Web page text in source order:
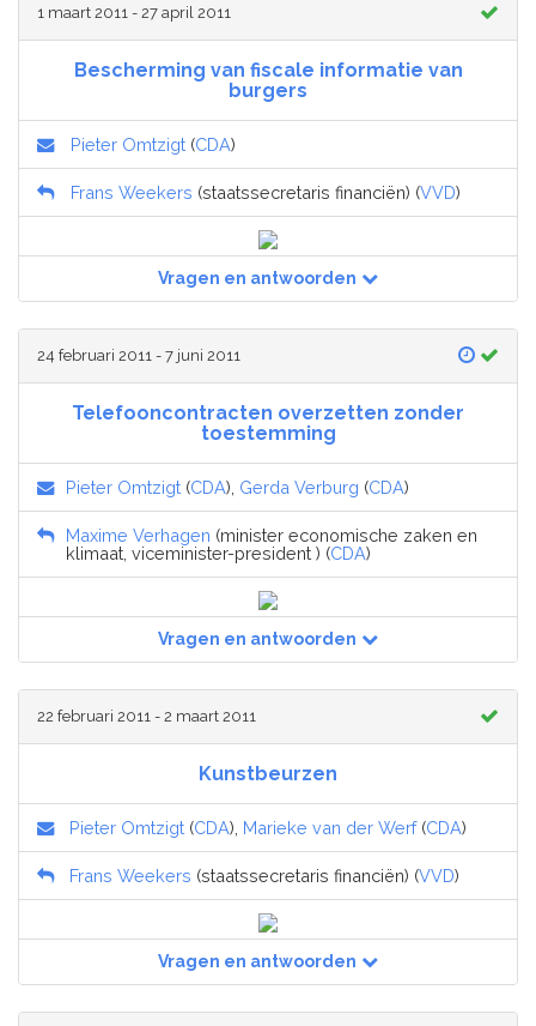
1 maart 2011 - 27 april 2011
Bescherming van fiscale informatie van
burgers
Pieter Omtzigt (CDA)
Frans Weekers (staatssecretaris financiën) (VVD)
Vragen en antwoorden
24 februari 2011 - 7 juni 2011
Telefooncontracten overzetten zonder
toestemming
Pieter Omtzigt (CDA), Gerda Verburg (CDA)
Maxime Verhagen (minister economische zaken en
klimaat, viceminister-president ) (CDA)
Vragen en antwoorden
22 februari 2011 - 2 maart 2011
Kunstbeurzen
Pieter Omtzigt (CDA), Marieke van der Werf(CDA)
Frans Weekers (staatssecretaris financiën) (VVD)
Vragen en antwoorden